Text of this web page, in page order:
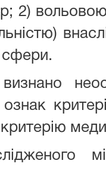
2)
сфери.